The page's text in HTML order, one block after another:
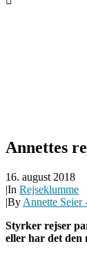
Annettes
16. august 2018
|In Rejseklumme
|By Annette Seier
Styrker rejser
eller har det den